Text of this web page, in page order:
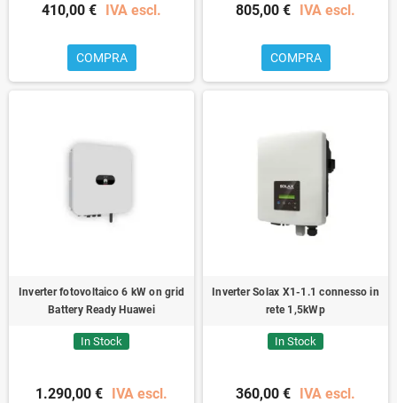
410,00 € IVA escl.
COMPRA
805,00 € IVA escl.
COMPRA
Inverter fotovoltaico 6 kW on grid
Battery Ready Huawei
In Stock
1.290,00 € IVA escl.
Inverter Solax X1-1.1 connesso in
rete 1,5kWp
In Stock
360,00 € IVA escl.